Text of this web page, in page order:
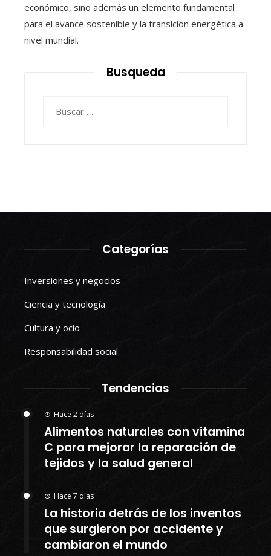
económico, sino además un elemento fundamental
para el avance sostenible y la transición energética a
nivel mundial.
Busqueda
Categorías
Inversiones y negocios
Ciencia y tecnología
Cultura y ocio
Responsabilidad social
Tendencias
Hace 2 días
Alimentos naturales con vitamina
C para mejorar la reparación de
tejidos y la salud general
Hace 7 días
La historia detrás de los inventos
que surgieron por accidente y
cambiaron el mundo